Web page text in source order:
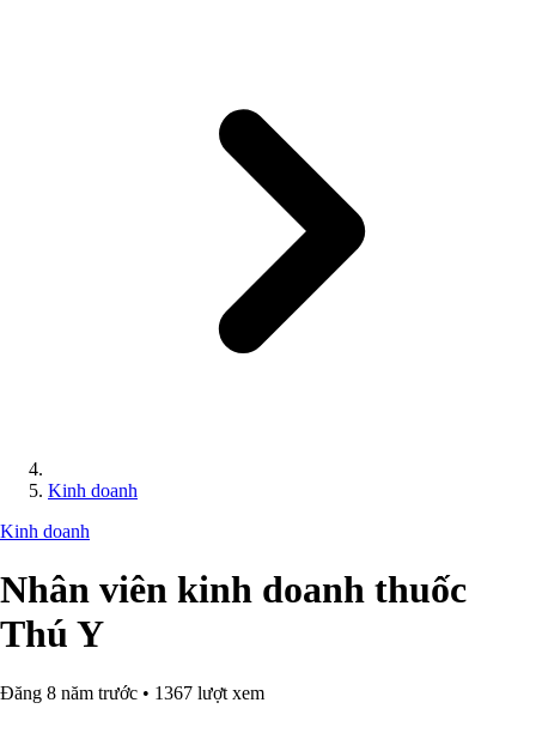
Kinh doanh
Kinh doanh
Nhân viên kinh doanh thuốc
Thú Y
Đăng 8 năm trước • 1367 lượt xem